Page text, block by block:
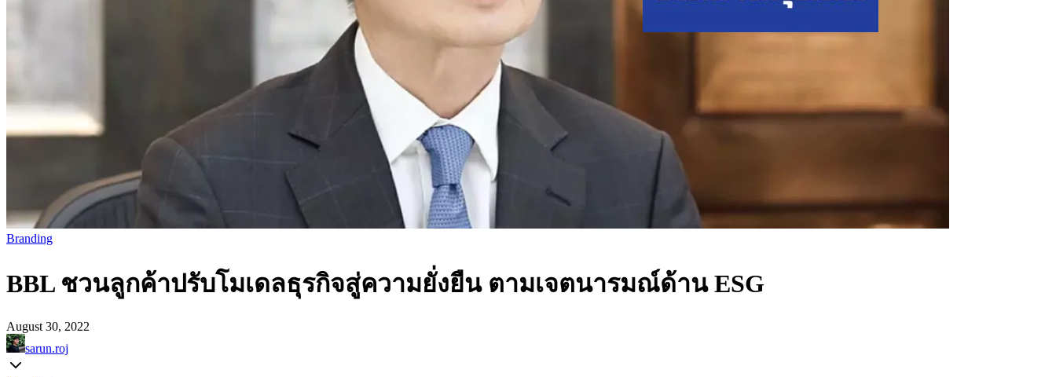
Branding
BBL ชวนลูกค้าปรับโมเดลธุรกิจสู่ความยั่งยืน ตามเจตนารมณ์ด้าน ESG
August 30, 2022
sarun.roj